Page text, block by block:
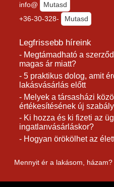
info@
Mutasd
+36-30-328-
Mutasd
Legfrissebb híreink
- Megtámadható a
magas ár miatt?
- 5 praktikus dolog, amit
lakásvásárlás előtt
- Melyek a társasházi
értékesítésének új
- Ki hozza és ki fizeti az
ingatlanvásárláskor?
- Hogyan örökölhet az
Mennyit ér a lakásom,